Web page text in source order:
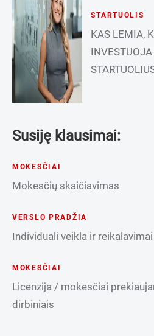
STARTUOLIS
KAS LEMIA,
Susiję klausimai:
MOKESČIAI
Mokesčių skaičiavimas
VERSLO PRADŽIA
Individuali veikla ir reikalavimai
MOKESČIAI
Licenzija / mokesčiai
dirbiniais